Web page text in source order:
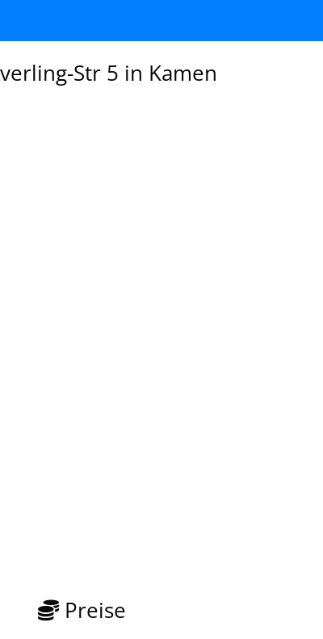
Str 5 in Kamen
Preise